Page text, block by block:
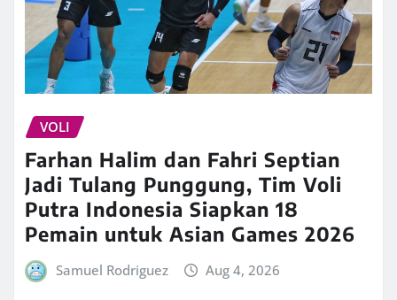
VOLI
Farhan Halim dan Fahri Septian
Jadi Tulang Punggung, Tim Voli
Putra Indonesia Siapkan 18
Pemain untuk Asian Games 2026
Samuel Rodriguez Aug 4, 2026